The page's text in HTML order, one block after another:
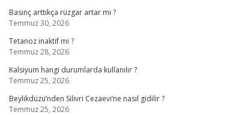
Basınç arttıkça rüzgar artar mı ?
Temmuz 30, 2026
Tetanoz inaktif mi ?
Temmuz 28, 2026
Kalsiyum hangi durumlarda kullanılır ?
Temmuz 25, 2026
Beylikdüzü’nden Silivri Cezaevi’ne nasıl gidilir ?
Temmuz 25, 2026